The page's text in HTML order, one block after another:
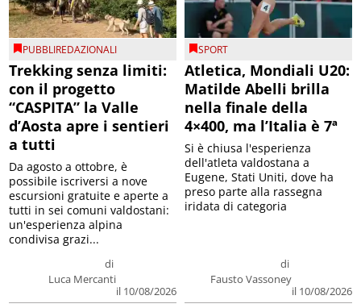
PUBBLIREDAZIONALI
Trekking senza limiti:
con il progetto
“CASPITA” la Valle
d’Aosta apre i sentieri
a tutti
di
Luca Mercanti
il 10/08/2026
Da agosto a ottobre, è
possibile iscriversi a nove
escursioni gratuite e aperte a
tutti in sei comuni valdostani:
un'esperienza alpina
condivisa grazi...
SPORT
Atletica, Mondiali U20:
Matilde Abelli brilla
nella finale della
4×400, ma l’Italia è 7ª
di
Fausto Vassoney
il 10/08/2026
Si è chiusa l'esperienza
dell'atleta valdostana a
Eugene, Stati Uniti, dove ha
preso parte alla rassegna
iridata di categoria